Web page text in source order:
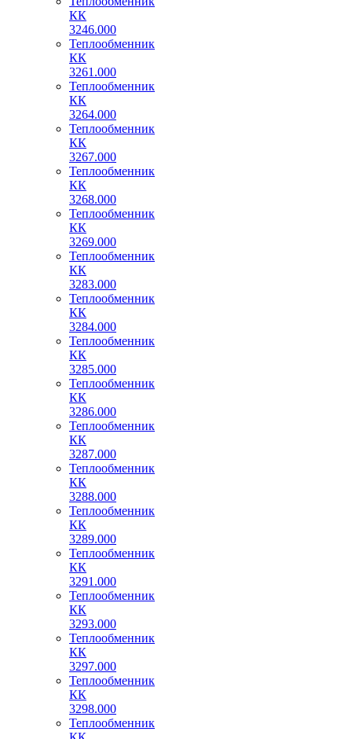
КК
3246.000
Теплообменник
КК
3261.000
Теплообменник
КК
3264.000
Теплообменник
КК
3267.000
Теплообменник
КК
3268.000
Теплообменник
КК
3269.000
Теплообменник
КК
3283.000
Теплообменник
КК
3284.000
Теплообменник
КК
3285.000
Теплообменник
КК
3286.000
Теплообменник
КК
3287.000
Теплообменник
КК
3288.000
Теплообменник
КК
3289.000
Теплообменник
КК
3291.000
Теплообменник
КК
3293.000
Теплообменник
КК
3297.000
Теплообменник
КК
3298.000
Теплообменник